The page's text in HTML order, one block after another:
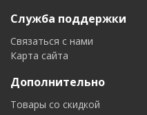
Служба поддержки
Связаться с нами
Карта сайта
Дополнительно
Товары со скидкой